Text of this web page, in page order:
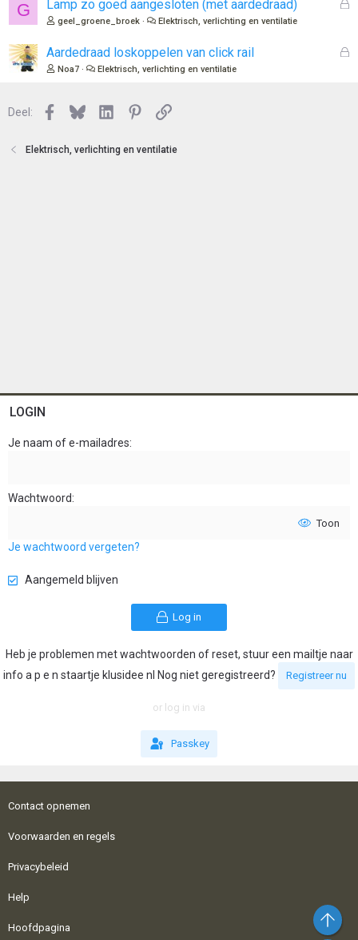
n
G Lamp zo goed aangesloten (met aardedraad)
geel_groene_broek Elektrisch, verlichting en ventilatie
G
Aardedraad loskoppelen van click rail
Noa7 Elektrisch, verlichting en ventilatie
Deel: Facebook
BlueskyLinkedInPinterest
Link
Elektrisch, verlichting en ventilatie
LOGIN
Je naam of e-mailadres
Wachtwoord
Toon
Je wachtwoord vergeten?
Aangemeld blijven
Log in
Heb je problemen met wachtwoorden of reset, stuur een mailtje naar
info a p e n staartje klusidee nl Nog niet geregistreerd?
Registreer nu
or log in via
Passkey
Contact opnemen
Voorwaarden en regels
Privacybeleid
Help
Hoofdpagina